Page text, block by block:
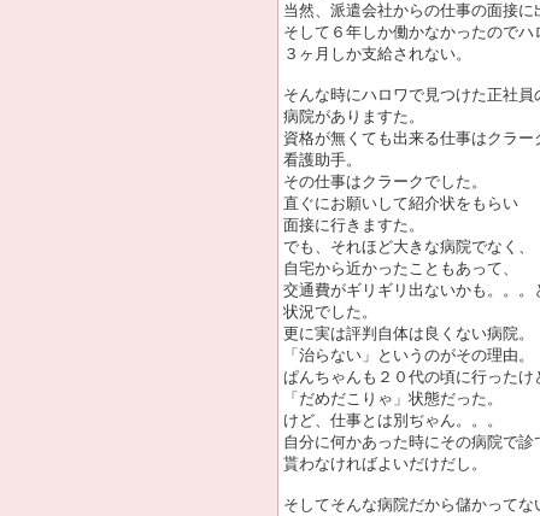
当然、派遣会社からの仕事の面接に
そして６年しか働かなかったのでハ
３ヶ月しか支給されない。
そんな時にハロワで見つけた正社員
病院がありますた。
資格が無くても出来る仕事はクラー
看護助手。
その仕事はクラークでした。
直ぐにお願いして紹介状をもらい
面接に行きますた。
でも、それほど大きな病院でなく、
自宅から近かったこともあって、
交通費がギリギリ出ないかも。。。
状況でした。
更に実は評判自体は良くない病院。
「治らない」というのがその理由。
ぱんちゃんも２０代の頃に行ったけ
「だめだこりゃ」状態だった。
けど、仕事とは別ぢゃん。。。
自分に何かあった時にその病院で診
貰わなければよいだけだし。
そしてそんな病院だから儲かってな